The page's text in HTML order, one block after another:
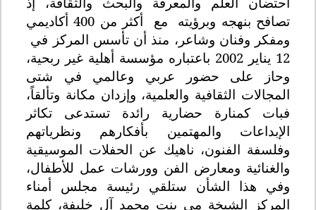
تصافح بنهجه وبرؤيته مع أكثر من 400 أكاديمي
ومفكر وفنان وشاعر، منذ أن تأسس المركز في
12 يناير 2002 باعتباره مؤسسة أهلية غير ربحية،
وحاز على حضور عربي وعالمي في شتى
المجالات الثقافية والعلمية، وإزدان مكانة وتألقاً،
فبات كمنارة حضارية رائدة تستدعى تكاثر
الإبداعات والمهتمين بأفكارهم ونظرياتهم
وفلسفة الفنون، ناهيك عن الحفلات الموسيقية
والغنائية ومعارض الفن وورشات عمل للأطفال،
وفي هذا الشأن ستلقي رئيسة مجلس أمناء
المركز الشيخة مي بنت محمد آل خليفة، كلمة